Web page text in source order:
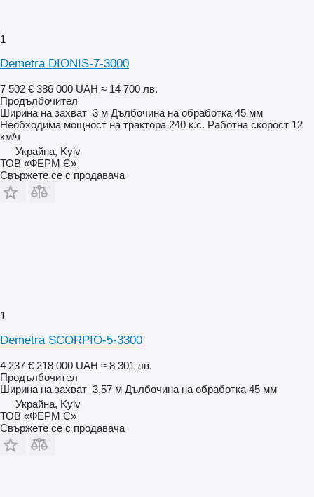
1
Demetra DIONIS-7-3000
7 502 € 386 000 UAH ≈ 14 700 лв.
Продълбочител
Ширина на захват 3 м Дълбочина на обработка 45 мм
Необходима мощност на трактора 240 к.с. Работна скорост 12
км/ч
Украйна, Kyiv
ТОВ «ФЕРМ Є»
Свържете се с продавача
1
Demetra SCORPIO-5-3300
4 237 € 218 000 UAH ≈ 8 301 лв.
Продълбочител
Ширина на захват 3,57 м Дълбочина на обработка 45 мм
Украйна, Kyiv
ТОВ «ФЕРМ Є»
Свържете се с продавача